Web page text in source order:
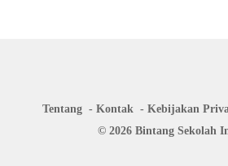
Tentang Kontak Kebijakan
© 2026 Bintang Sekolah